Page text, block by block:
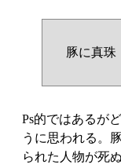
豚に真
Ps的ではあるが
うに思われる。
られた人物が死